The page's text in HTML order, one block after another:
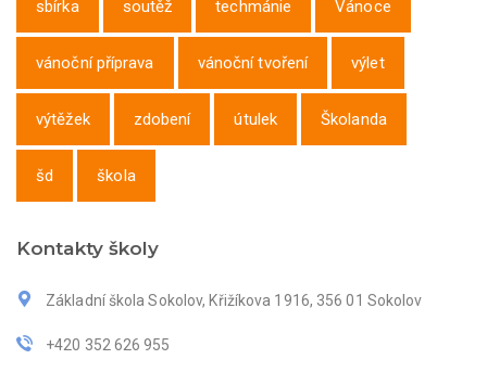
sbírka soutěž techmánie Vánoce
vánoční příprava vánoční tvoření výlet
výtěžek zdobení útulek Školanda
šd škola
Kontakty školy
Základní škola Sokolov, Křižíkova 1916, 356 01 Sokolov
+420 352 626 955